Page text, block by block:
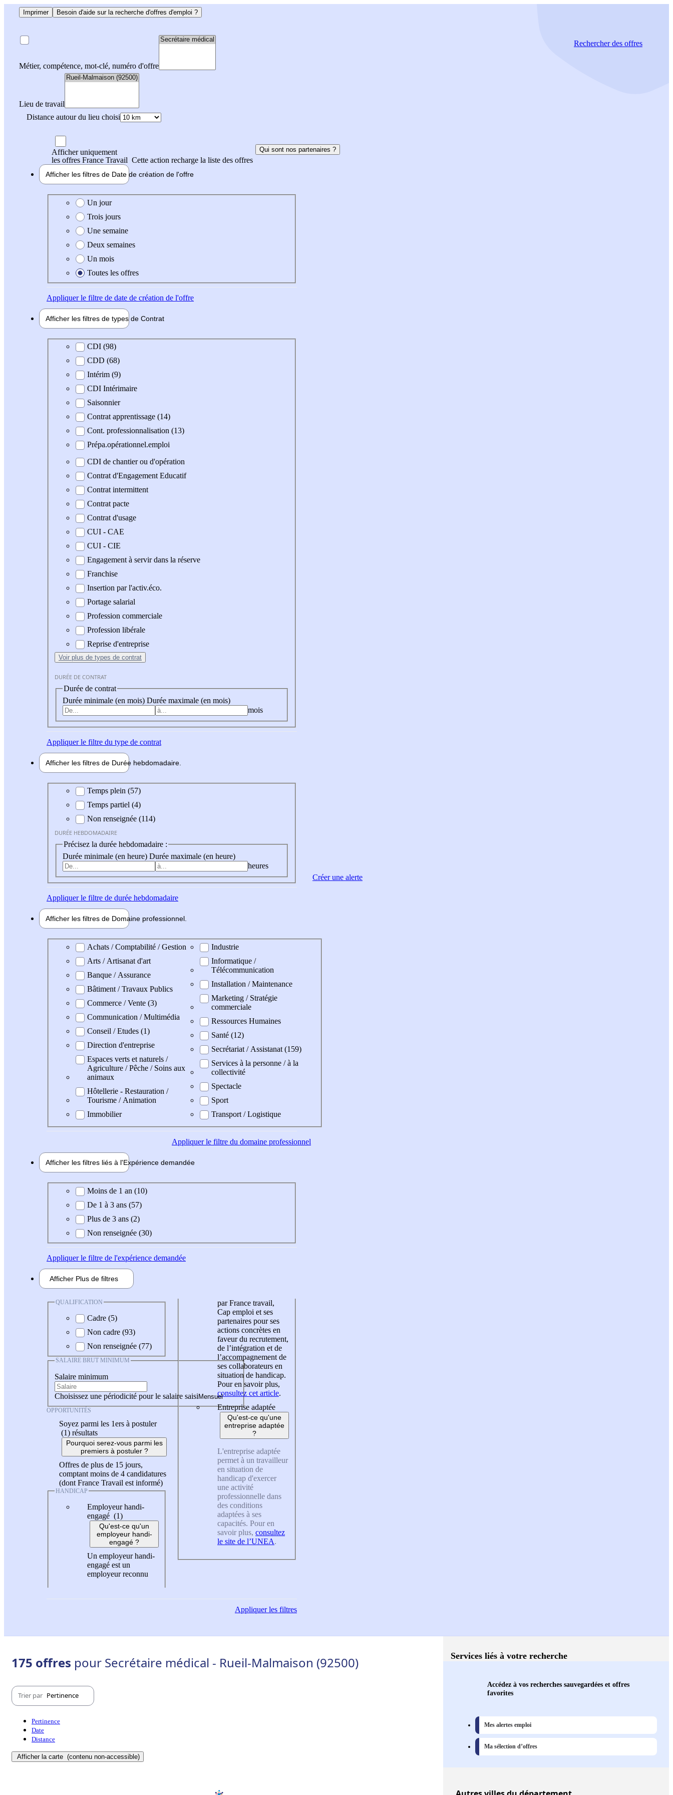
Imprimer Besoin d'aide sur la recherche d'offres d'emploi ?
Métier, compétence, mot-clé, numéro d'offre
Lieu de travail
Distance autour du lieu choisi
Rechercherdes offres
Afficher uniquement
les offres France Travail Cette action recharge la liste des offres
Qui sont nos partenaires ?
Afficher les filtres de Date de création de l'offre
Date de création de l'offre
Un jour
Trois jours
Une semaine
Deux semaines
Un mois
Toutes les offres
Appliquerle filtre de date de création de l'offre
Afficher les filtres de types de Contrat
Type de contratCDI (98)
CDD (68)
Intérim (9)
CDI Intérimaire
Saisonnier
Contrat apprentissage (14)
Cont. professionnalisation (13)
Prépa.opérationnel.emploi
CDI de chantier ou d'opération
Contrat d'Engagement Educatif
Contrat intermittent
Contrat pacte
Contrat d'usage
CUI - CAE
CUI - CIE
Engagement à servir dans la réserve
Franchise
Insertion par l'activ.éco.
Portage salarial
Profession commerciale
Profession libérale
Reprise d'entreprise
Voir plus de types de contrat
DURÉE DE CONTRAT
Durée de contrat
Durée minimale (en mois) Durée maximale (en mois)
mois
Appliquerle filtre du type de contrat
Afficher les filtres de Durée hebdomadaire
Durée hebdomadaire
Temps plein (57)
Temps partiel (4)
Non renseignée (114)
DURÉE HEBDOMADAIRE
Précisez la durée hebdomadaire :
Durée minimale (en heure) Durée maximale (en heure)
heures
Appliquerle filtre de durée hebdomadaire
Afficher les filtres de Domaine professionnel
Domaine professionel
Achats / Comptabilité / Gestion
Arts / Artisanat d'art
Banque / Assurance
Bâtiment / Travaux Publics
Commerce / Vente (3)
Communication / Multimédia
Conseil / Etudes (1)
Direction d'entreprise
Espaces verts et naturels /
Agriculture / Pêche / Soins aux
animaux
Hôtellerie - Restauration /
Tourisme / Animation
Immobilier
Industrie
Informatique /
Télécommunication
Installation / Maintenance
Marketing / Stratégie
commerciale
Ressources Humaines
Santé (12)
Secrétariat / Assistanat (159)
Services à la personne / à la
collectivité
Spectacle
Sport
Transport / Logistique
Appliquerle filtre du domaine professionnel
Afficher les filtres liés à l'Expérience demandée
Expérience demandée
Moins de 1 an (10)
De 1 à 3 ans (57)
Plus de 3 ans (2)
Non renseignée (30)
Appliquerle filtre de l'expérience demandée
Afficher Plus de filtres
QUALIFICATION
Cadre (5)
Non cadre (93)
Non renseignée (77)
SALAIRE BRUT MINIMUM
Salaire minimum
Choisissez une périodicité pour le salaire saisi
OPPORTUNITÉS
Soyez parmi les 1ers à postuler
(1) résultats
Pourquoi serez-vous parmi les
premiers à postuler ?
Offres de plus de 15 jours,
comptant moins de 4 candidatures
(dont France Travail est informé)
HANDICAP
Employeur handi-
engagé (1)
Qu'est-ce qu'un
employeur handi-
engagé ?
Un employeur handi-
engagé est un
employeur reconnu
par France travail,
Cap emploi et ses
partenaires pour ses
actions concrètes en
faveur du recrutement,
de l’intégration et de
l’accompagnement de
ses collaborateurs en
situation de handicap.
Pour en savoir plus,
consultez cet article.
Entreprise adaptée
Qu'est-ce qu'une
entreprise adaptée
?
L'entreprise adaptée
permet à un travailleur
en situation de
handicap d'exercer
une activité
professionnelle dans
des conditions
adaptées à ses
capacités. Pour en
savoir plus, consultez
le site de l’UNEA.
Appliquerles filtres
Créer une alerte
175 offres pour Secrétaire médical - Rueil-Malmaison (92500)
Trier par Pertinence
Pertinence
Date
Distance
Afficher la carte (contenu non-accessible)
Services liés à votre recherche
Accédez à vos recherches sauvegardées et offres
favorites
Mes alertes emploi
Ma sélection d’offres